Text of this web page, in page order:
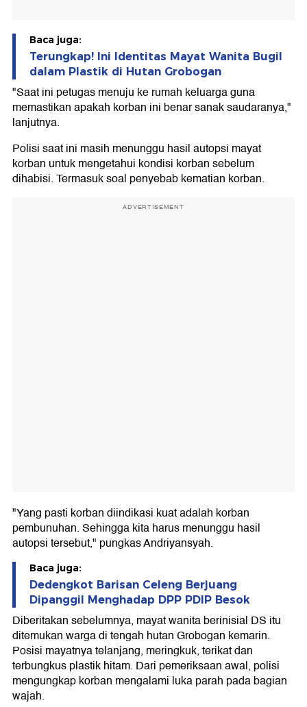
Baca juga:
Terungkap! Ini Identitas Mayat Wanita Bugil
dalam Plastik di Hutan Grobogan
"Saat ini petugas menuju ke rumah keluarga guna
memastikan apakah korban ini benar sanak saudaranya,"
lanjutnya.
Polisi saat ini masih menunggu hasil autopsi mayat
korban untuk mengetahui kondisi korban sebelum
dihabisi. Termasuk soal penyebab kematian korban.
ADVERTISEMENT
"Yang pasti korban diindikasi kuat adalah korban
pembunuhan. Sehingga kita harus menunggu hasil
autopsi tersebut," pungkas Andriyansyah.
Baca juga:
Dedengkot Barisan Celeng Berjuang
Dipanggil Menghadap DPP PDIP Besok
Diberitakan sebelumnya, mayat wanita berinisial DS itu
ditemukan warga di tengah hutan Grobogan kemarin.
Posisi mayatnya telanjang, meringkuk, terikat dan
terbungkus plastik hitam. Dari pemeriksaan awal, polisi
mengungkap korban mengalami luka parah pada bagian
wajah.